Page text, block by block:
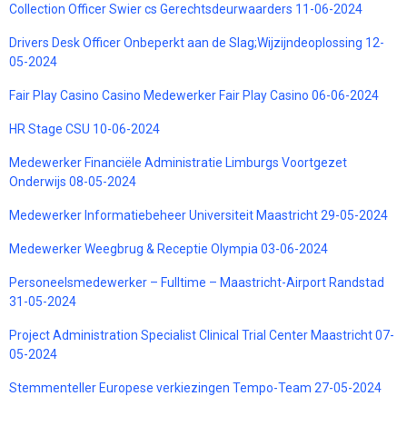
Collection Officer Swier cs Gerechtsdeurwaarders 11-06-2024
Drivers Desk Officer Onbeperkt aan de Slag;Wijzijndeoplossing 12-
05-2024
Fair Play Casino Casino Medewerker Fair Play Casino 06-06-2024
HR Stage CSU 10-06-2024
Medewerker Financiële Administratie Limburgs Voortgezet
Onderwijs 08-05-2024
Medewerker Informatiebeheer Universiteit Maastricht 29-05-2024
Medewerker Weegbrug & Receptie Olympia 03-06-2024
Personeelsmedewerker – Fulltime – Maastricht-Airport Randstad
31-05-2024
Project Administration Specialist Clinical Trial Center Maastricht 07-
05-2024
Stemmenteller Europese verkiezingen Tempo-Team 27-05-2024